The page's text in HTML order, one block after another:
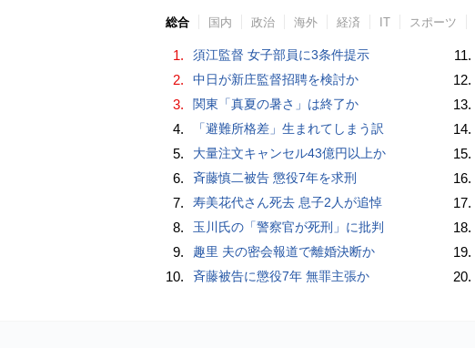
総合 国内 政治 海外 経済 IT スポーツ
1. 須江監督 女子部員に3条件提示
2. 中日が新庄監督招聘を検討か
3. 関東「真夏の暑さ」は終了か
4. 「避難所格差」生まれてしまう訳
5. 大量注文キャンセル43億円以上か
6. 斉藤慎二被告 懲役7年を求刑
7. 寿美花代さん死去 息子2人が追悼
8. 玉川氏の「警察官が死刑」に批判
9. 趣里 夫の密会報道で離婚決断か
10. 斉藤被告に懲役7年 無罪主張か
11.
12.
13.
14.
15.
16.
17.
18.
19.
20.